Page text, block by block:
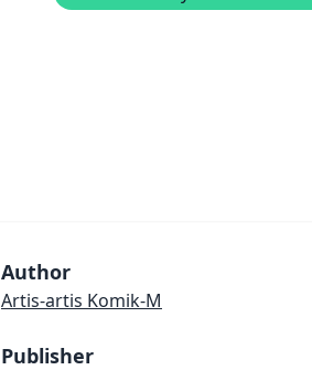
Author
Artis-artis Komik-M
Publisher